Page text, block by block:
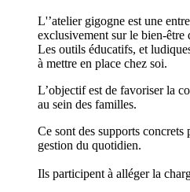
L'’atelier gigogne est une
exclusivement sur le bien-être
Les outils éducatifs, et
à mettre en place chez soi.
L’objectif est de favoriser la
au sein des familles.
Ce sont des supports concrets
gestion du quotidien.
Ils participent à alléger la